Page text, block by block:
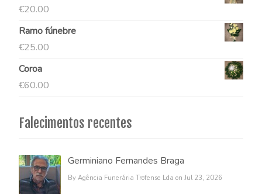
€20.00
Ramo fúnebre
€25.00
Coroa
€60.00
Falecimentos recentes
Germiniano Fernandes Braga
By Agência Funerária Trofense Lda on Jul 23, 2026